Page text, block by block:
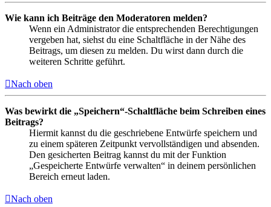
Wie kann ich Beiträge den Moderatoren melden?
Wenn ein Administrator die entsprechenden Berechtigungen
vergeben hat, siehst du eine Schaltfläche in der Nähe des
Beitrags, um diesen zu melden. Du wirst dann durch die
weiteren Schritte geführt.
Nach oben
Was bewirkt die „Speichern“-Schaltfläche beim Schreiben eines
Beitrags?
Hiermit kannst du die geschriebene Entwürfe speichern und
zu einem späteren Zeitpunkt vervollständigen und absenden.
Den gesicherten Beitrag kannst du mit der Funktion
„Gespeicherte Entwürfe verwalten“ in deinem persönlichen
Bereich erneut laden.
Nach oben